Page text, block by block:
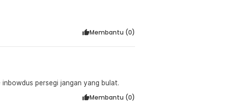
Membantu (0)
persegi jangan yang bulat.
Membantu (0)